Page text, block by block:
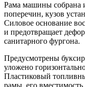
Рама машины собрана
поперечин, кузов
Силовое основание
и предотвращает
санитарного фургона.
Предусмотрены
уложено
Пластиковый